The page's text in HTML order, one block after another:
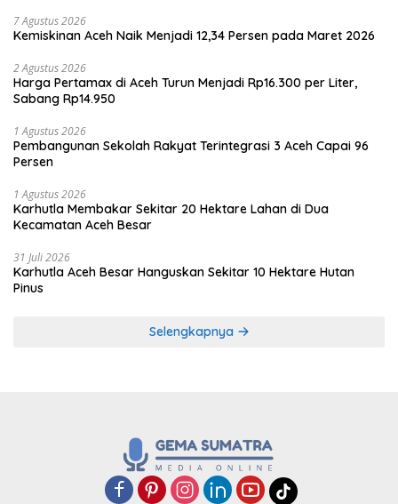
7 Agustus 2026
Kemiskinan Aceh Naik Menjadi 12,34 Persen pada Maret 2026
2 Agustus 2026
Harga Pertamax di Aceh Turun Menjadi Rp16.300 per Liter,
Sabang Rp14.950
1 Agustus 2026
Pembangunan Sekolah Rakyat Terintegrasi 3 Aceh Capai 96
Persen
1 Agustus 2026
Karhutla Membakar Sekitar 20 Hektare Lahan di Dua
Kecamatan Aceh Besar
31 Juli 2026
Karhutla Aceh Besar Hanguskan Sekitar 10 Hektare Hutan
Pinus
Selengkapnya